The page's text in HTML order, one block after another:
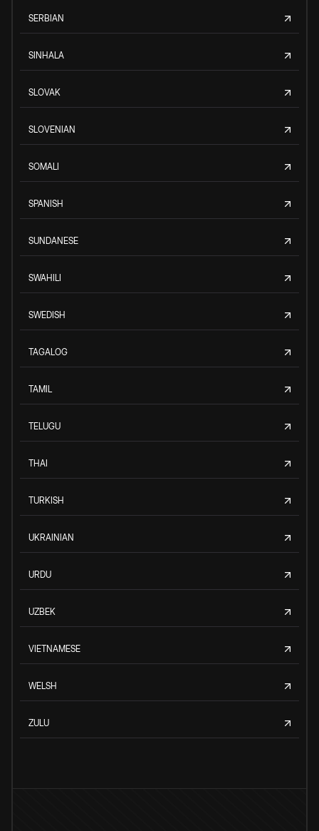
SERBIAN
SINHALA
SLOVAK
SLOVENIAN
SOMALI
SPANISH
SUNDANESE
SWAHILI
SWEDISH
TAGALOG
TAMIL
TELUGU
THAI
TURKISH
UKRAINIAN
URDU
UZBEK
VIETNAMESE
WELSH
ZULU